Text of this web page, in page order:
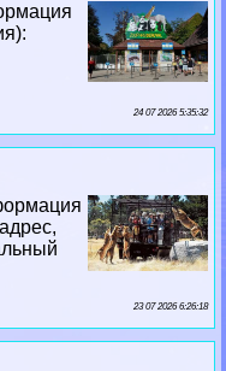
24 07 2026 5:35:32
23 07 2026 6:26:18